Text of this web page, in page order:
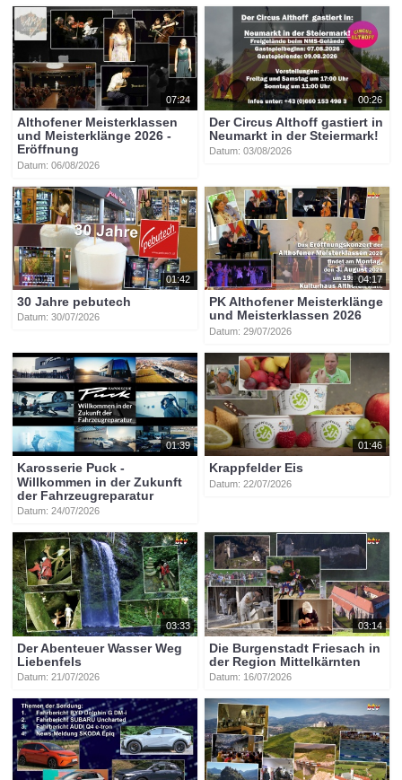
Kategorien:
Themen
» Veranstaltungen
Themen » Wirtschaft
Tags:
btv-kärnten
btv kärnten mittelkärnten althofen
btvon
karosserie
puck weitensfeld kaindorf
07:24
Althofener Meisterklassen
und Meisterklänge 2026 -
Eröffnung
Datum: 06/08/2026
00:26
Der Circus Althoff gastiert in
Neumarkt in der Steiermark!
Datum: 03/08/2026
01:42
30 Jahre pebutech
Datum: 30/07/2026
04:17
PK Althofener Meisterklänge
und Meisterklassen 2026
Datum: 29/07/2026
01:39
Karosserie Puck -
Willkommen in der Zukunft
der Fahrzeugreparatur
Datum: 24/07/2026
01:46
Krappfelder Eis
Datum: 22/07/2026
03:33
Der Abenteuer Wasser Weg
Liebenfels
Datum: 21/07/2026
03:14
Die Burgenstadt Friesach in
der Region Mittelkärnten
Datum: 16/07/2026